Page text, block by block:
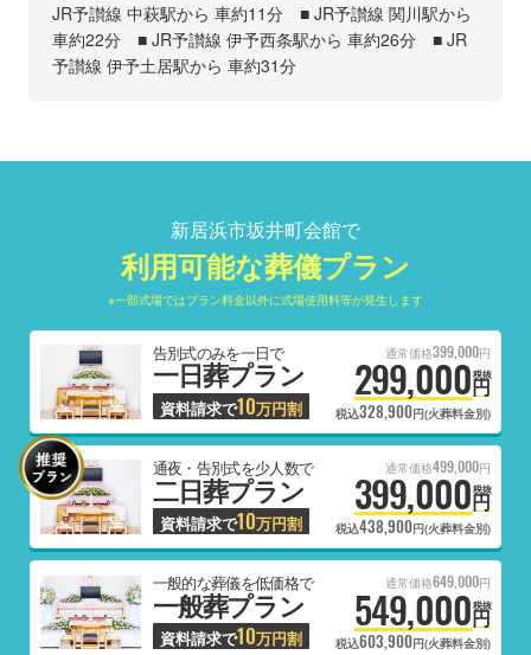
JR予讃線 中萩駅から 車約11分 ■ JR予讃線 関川駅から
車約22分 ■ JR予讃線 伊予西条駅から 車約26分 ■ JR
予讃線 伊予土居駅から 車約31分
新居浜市坂井町会館で
利用可能な葬儀プラン
※一部式場ではプラン料金以外に式場使用料等が発生します
告別式のみを一日で
一日葬プラン
資料請求で10万円割
通常価格399,000円
299,000円
税抜
税込328,900円(火葬料金別)
通夜・告別式を少人数で
二日葬プラン
資料請求で10万円割
通常価格499,000円
399,000円
税抜
税込438,900円(火葬料金別)
一般的な葬儀を低価格で
一般葬プラン
資料請求で10万円割
通常価格649,000円
549,000円
税抜
税込603,900円(火葬料金別)